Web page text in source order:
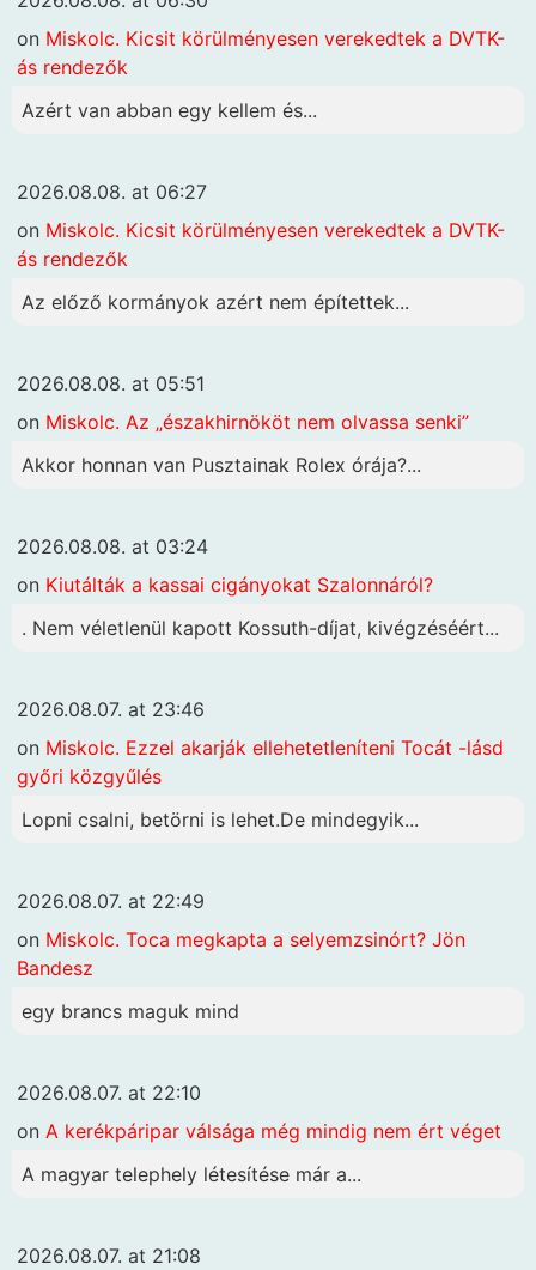
on Miskolc. Kicsit körülményesen verekedtek a DVTK-
ás rendezők
Azért van abban egy kellem és...
2026.08.08. at 06:27
on Miskolc. Kicsit körülményesen verekedtek a DVTK-
ás rendezők
Az előző kormányok azért nem építettek...
2026.08.08. at 05:51
on Miskolc. Az „északhirnököt nem olvassa senki”
Akkor honnan van Pusztainak Rolex órája?...
2026.08.08. at 03:24
on Kiutálták a kassai cigányokat Szalonnáról?
. Nem véletlenül kapott Kossuth-díjat, kivégzéséért...
2026.08.07. at 23:46
on Miskolc. Ezzel akarják ellehetetleníteni Tocát -lásd
győri közgyűlés
Lopni csalni, betörni is lehet.De mindegyik...
2026.08.07. at 22:49
on Miskolc. Toca megkapta a selyemzsinórt? Jön
Bandesz
egy brancs maguk mind
2026.08.07. at 22:10
on A kerékpáripar válsága még mindig nem ért véget
A magyar telephely létesítése már a...
2026.08.07. at 21:08